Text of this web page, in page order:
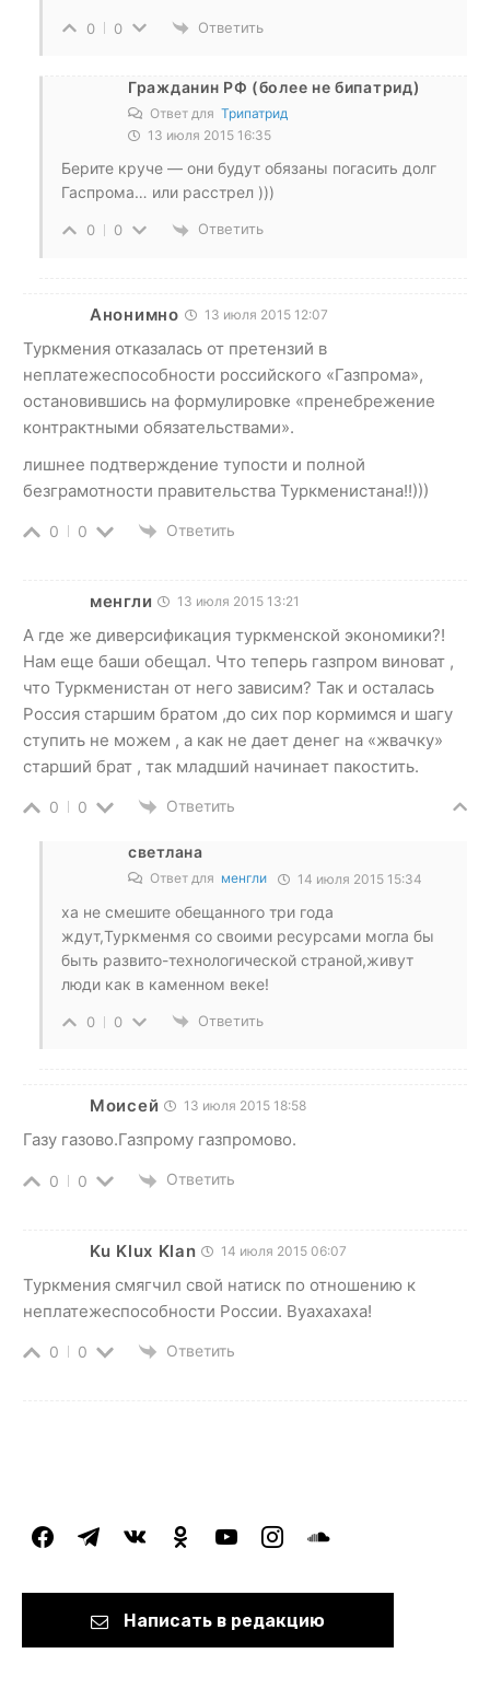
0 0 Ответить
Гражданин РФ (более не бипатрид)
Ответ для Трипатрид
13 июля 2015 16:35
Берите круче — они будут обязаны погасить долг
Гаспрома… или расстрел )))
0 0 Ответить
Анонимно 13 июля 2015 12:07
Туркмения отказалась от претензий в
неплатежеспособности российского «Газпрома»,
остановившись на формулировке «пренебрежение
контрактными обязательствами».
лишнее подтверждение тупости и полной
безграмотности правительства Туркменистана!!)))
0 0 Ответить
менгли 13 июля 2015 13:21
А где же диверсификация туркменской экономики?!
Нам еще баши обещал. Что теперь газпром виноват ,
что Туркменистан от него зависим? Так и осталась
Россия старшим братом ,до сих пор кормимся и шагу
ступить не можем , а как не дает денег на «жвачку»
старший брат , так младший начинает пакостить.
0 0 Ответить
светлана
Ответ для менгли 14 июля 2015 15:34
ха не смешите обещанного три года
ждут,Туркменмя со своими ресурсами могла бы
быть развито-технологической страной,живут
люди как в каменном веке!
0 0 Ответить
Моисей 13 июля 2015 18:58
Газу газово.Газпрому газпромово.
0 0 Ответить
Ku Klux Klan 14 июля 2015 06:07
Туркмения смягчил свой натиск по отношению к
неплатежеспособности России. Вуахахаха!
0 0 Ответить
facebooktelegramvkontakteodnoklassniki
youtubeinstagramsoundcloud
Написать в редакцию